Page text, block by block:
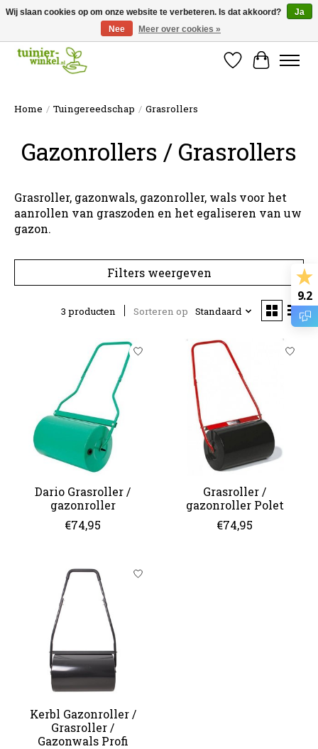
Online tuinartikelen kopen ✓ Online sinds 2007 ✓ Thuiswinkel Waarborg
Verlanglijst
Home / Tuingereedschap / Grasrollers
Gazonrollers / Grasrollers
Grasroller, gazonwals, gazonroller, wals voor het
aanrollen van graszoden en het egaliseren van uw
gazon.
Filters weergeven
3 producten Sorteren op Standaard
Dario Grasroller /
gazonroller
€74,95
Grasroller /
gazonroller Polet
€74,95
Kerbl Gazonroller /
Grasroller /
Gazonwals Profi
9.2
Wij slaan cookies op om onze website te verbeteren. Is dat akkoord?
Ja
Nee
Meer over cookies »